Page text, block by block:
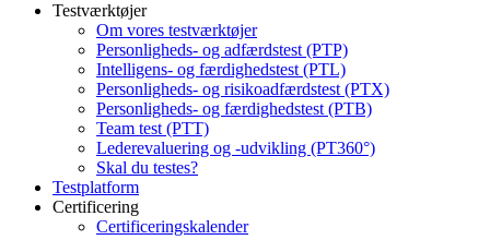
Testværktøjer
Om vores testværktøjer
Personligheds- og adfærdstest (PTP)
Intelligens- og færdighedstest (PTL)
Personligheds- og risikoadfærdstest (PTX)
Personligheds- og færdighedstest (PTB)
Team test (PTT)
Lederevaluering og -udvikling (PT360°)
Skal du testes?
Testplatform
Certificering
Certificeringskalender